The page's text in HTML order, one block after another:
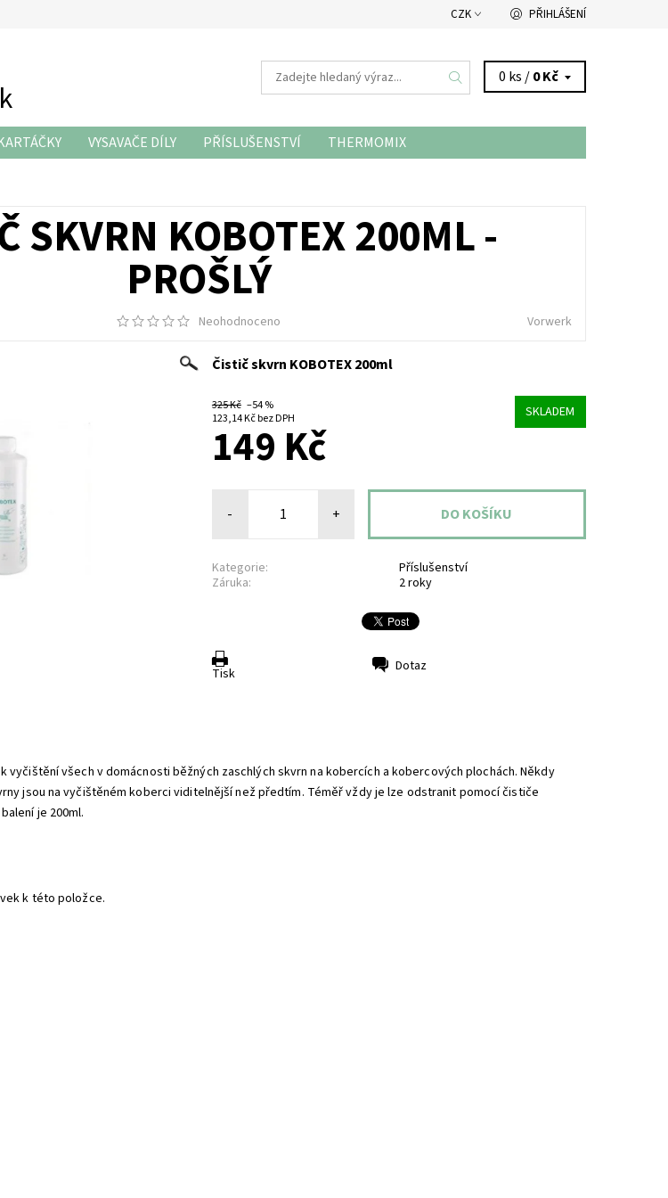
CZK PŘIHLÁŠENÍ
0 ks /0 Kč
VYSAVAČE DÍLY PŘÍSLUŠENSTVÍ
THERMOMIX
SKVRN KOBOTEX 200ML -
PROŠLÝ
Neohodnoceno Vorwerk
Čistič skvrn KOBOTEX 200ml
325 Kč –54 %
123,14 Kč bez DPH
SKLADEM
149 Kč
- +
Kategorie:
Příslušenství
Záruka:
2 roky
Tisk Dotaz
vyčištění všech v domácnosti běžných zaschlých skvrn na kobercích a kobercových plochách. Někdy
jsou na vyčištěném koberci viditelnější než předtím. Téměř vždy je lze odstranit pomocí čističe
je 200ml.
k této položce.